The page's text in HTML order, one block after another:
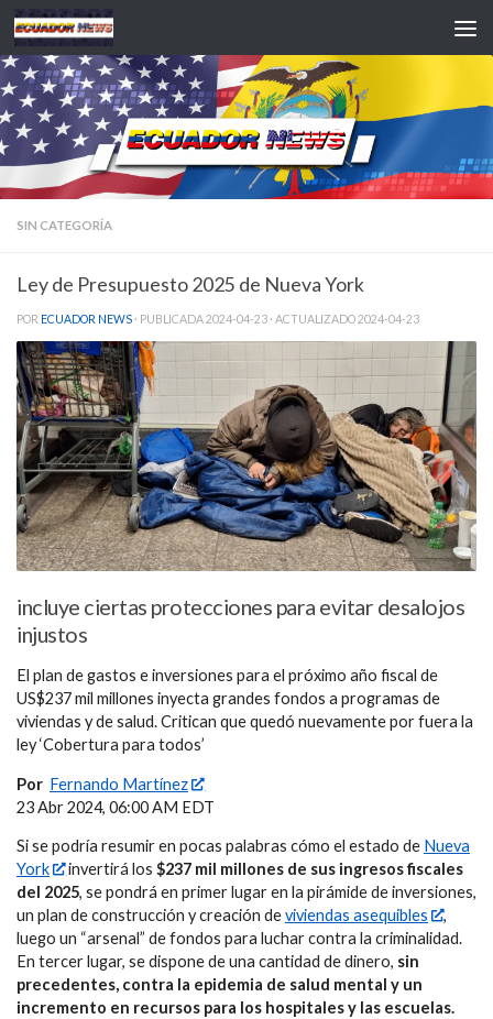
Saltar al contenido
SIN CATEGORÍA
Ley de Presupuesto 2025 de Nueva York
POR ECUADOR NEWS · PUBLICADA2024-04-23 · ACTUALIZADO2024-04-23
incluye ciertas protecciones para evitar desalojos
injustos
El plan de gastos e inversiones para el próximo año fiscal de
US$237 mil millones inyecta grandes fondos a programas de
viviendas y de salud. Critican que quedó nuevamente por fuera la
ley ‘Cobertura para todos’
Por Fernando Martínez
23 Abr 2024, 06:00 AM EDT
Si se podría resumir en pocas palabras cómo el estado de Nueva
York
invertirá los$237 mil millones de sus ingresos fiscales
del 2025, se pondrá en primer lugar en la pirámide de inversiones,
un plan de construcción y creación deviviendas asequibles
,
luego un “arsenal” de fondos para luchar contra la criminalidad.
En tercer lugar, se dispone de una cantidad de dinero, sin
precedentes, contra la epidemia de salud mental y un
incremento en recursos para los hospitales y las escuelas.